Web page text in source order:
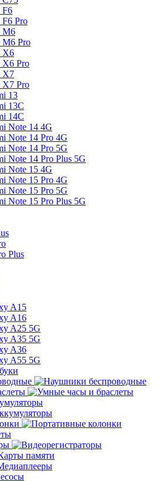
F6
F6 Pro
M6
M6 Pro
X6
X6 Pro
X7
X7 Pro
13
13C
14C
Note 14 4G
Note 14 Pro 4G
Note 14 Pro 5G
Note 14 Pro Plus 5G
Note 15 4G
Note 15 Pro 4G
Note 15 Pro 5G
Note 15 Pro Plus 5G
Plus
A15
A16
A25 5G
A35 5G
A36
A55 5G